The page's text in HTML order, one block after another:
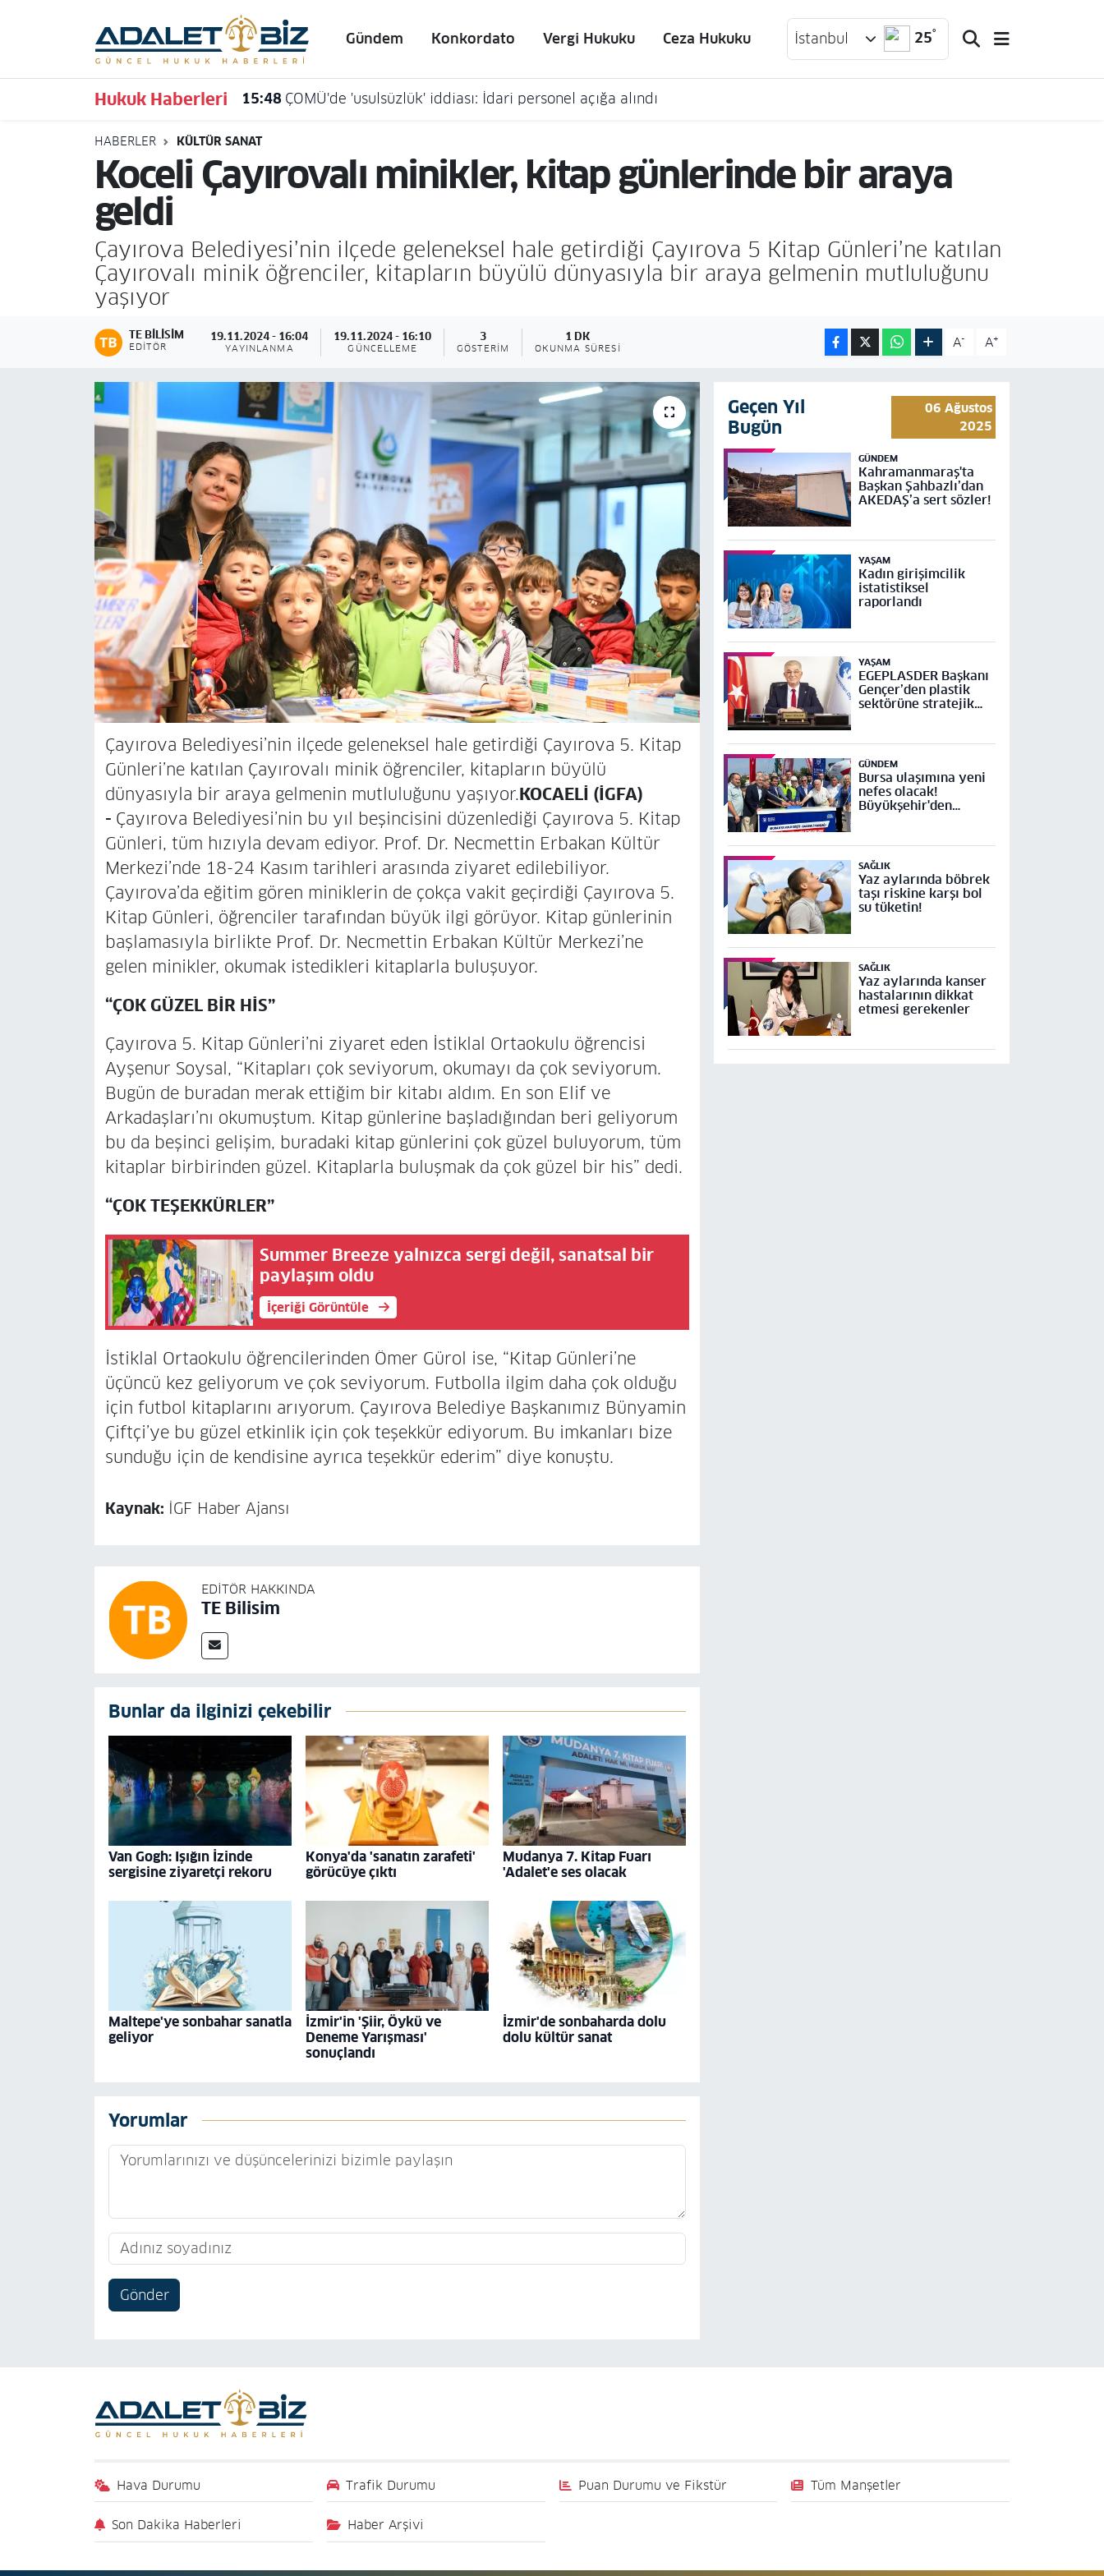
Gündem Konkordato Vergi Hukuku Ceza Hukuku İstanbul 25°
Hukuk Haberleri 15:48 ÇOMÜ'de 'usulsüzlük' iddiası: İdari personel açığa alındı
HABERLER KÜLTÜR SANAT
Koceli Çayırovalı minikler, kitap günlerinde bir araya
geldi
Çayırova Belediyesi’nin ilçede geleneksel hale getirdiği Çayırova 5 Kitap Günleri’ne katılan
Çayırovalı minik öğrenciler, kitapların büyülü dünyasıyla bir araya gelmenin mutluluğunu
yaşıyor
TE BILISIM
EDITÖR
19.11.2024 - 16:04
YAYINLANMA
19.11.2024 - 16:10
GÜNCELLEME
3
GÖSTERIM
1 DK
OKUNMA SÜRESI A- A+
Çayırova Belediyesi’nin ilçede geleneksel hale getirdiği Çayırova 5. Kitap
Günleri’ne katılan Çayırovalı minik öğrenciler, kitapların büyülü
dünyasıyla bir araya gelmenin mutluluğunu yaşıyor.KOCAELİ (İGFA)
- Çayırova Belediyesi’nin bu yıl beşincisini düzenlediği Çayırova 5. Kitap
Günleri, tüm hızıyla devam ediyor. Prof. Dr. Necmettin Erbakan Kültür
Merkezi’nde 18-24 Kasım tarihleri arasında ziyaret edilebiliyor.
Çayırova’da eğitim gören miniklerin de çokça vakit geçirdiği Çayırova 5.
Kitap Günleri, öğrenciler tarafından büyük ilgi görüyor. Kitap günlerinin
başlamasıyla birlikte Prof. Dr. Necmettin Erbakan Kültür Merkezi’ne
gelen minikler, okumak istedikleri kitaplarla buluşuyor.
“ÇOK GÜZEL BİR HİS”
Çayırova 5. Kitap Günleri’ni ziyaret eden İstiklal Ortaokulu öğrencisi
Ayşenur Soysal, “Kitapları çok seviyorum, okumayı da çok seviyorum.
Bugün de buradan merak ettiğim bir kitabı aldım. En son Elif ve
Arkadaşları’nı okumuştum. Kitap günlerine başladığından beri geliyorum
bu da beşinci gelişim, buradaki kitap günlerini çok güzel buluyorum, tüm
kitaplar birbirinden güzel. Kitaplarla buluşmak da çok güzel bir his” dedi.
“ÇOK TEŞEKKÜRLER”
Summer Breeze yalnızca sergi değil, sanatsal bir
paylaşım oldu
İçeriği Görüntüle
İstiklal Ortaokulu öğrencilerinden Ömer Gürol ise, “Kitap Günleri’ne
üçüncü kez geliyorum ve çok seviyorum. Futbolla ilgim daha çok olduğu
için futbol kitaplarını arıyorum. Çayırova Belediye Başkanımız Bünyamin
Çiftçi’ye bu güzel etkinlik için çok teşekkür ediyorum. Bu imkanları bize
sunduğu için de kendisine ayrıca teşekkür ederim” diye konuştu.
Kaynak: İGF Haber Ajansı
EDITÖR HAKKINDA
TE Bilisim
Bunlar da ilginizi çekebilir
Van Gogh: Işığın İzinde
sergisine ziyaretçi rekoru
Konya'da 'sanatın zarafeti'
görücüye çıktı
Mudanya 7. Kitap Fuarı
'Adalet'e ses olacak
Maltepe'ye sonbahar sanatla
geliyor
İzmir'in 'Şiir, Öykü ve
Deneme Yarışması'
sonuçlandı
İzmir'de sonbaharda dolu
dolu kültür sanat
Yorumlar
Gönder
Geçen Yıl
Bugün
06 Ağustos
2025
GÜNDEM
Kahramanmaraş'ta
Başkan Şahbazlı’dan
AKEDAŞ’a sert sözler!
YAŞAM
Kadın girişimcilik
istatistiksel
raporlandı
YAŞAM
EGEPLASDER Başkanı
Gençer’den plastik
sektörüne stratejik
GÜNDEM
Bursa ulaşımına yeni
nefes olacak!
Büyükşehir'den
Projesi’ne temel
SAĞLIK
Yaz aylarında böbrek
taşı riskine karşı bol
su tüketin!
SAĞLIK
Yaz aylarında kanser
hastalarının dikkat
etmesi gerekenler
Hava Durumu Trafik Durumu Puan Durumu ve Fikstür Tüm Manşetler
Son Dakika Haberleri Haber Arşivi
Hava Durumu
Trafik Durumu
Süper Lig Puan Durumu ve Fikstür
Tüm Manşetler
Son Dakika Haberleri
Haber Arşivi